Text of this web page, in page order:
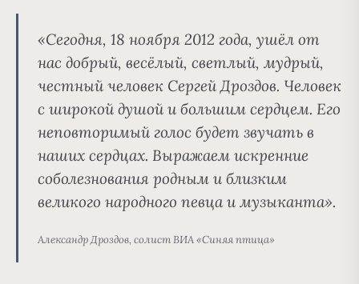
«Сегодня, 18 ноября 2012 года, ушёл от
нас добрый, весёлый, светлый, мудрый,
честный человек Сергей Дроздов. Человек
с широкой душой и большим сердцем. Его
неповторимый голос будет звучать в
наших сердцах. Выражаем искренние
соболезнования родным и близким
великого народного певца и музыканта».
Александр Дроздов, солист ВИА «Синяя птица»